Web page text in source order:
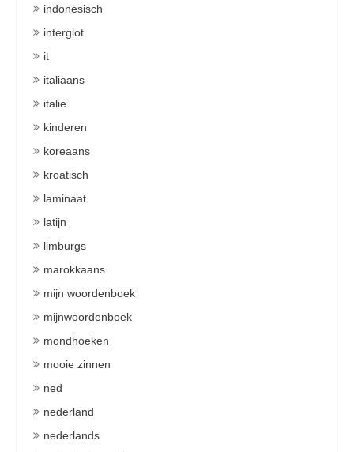
indonesisch
interglot
it
italiaans
italie
kinderen
koreaans
kroatisch
laminaat
latijn
limburgs
marokkaans
mijn woordenboek
mijnwoordenboek
mondhoeken
mooie zinnen
ned
nederland
nederlands